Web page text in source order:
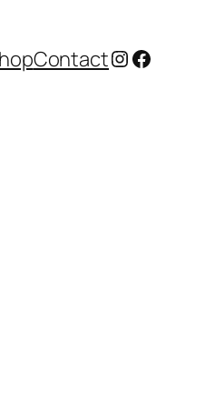
ContactInstagram